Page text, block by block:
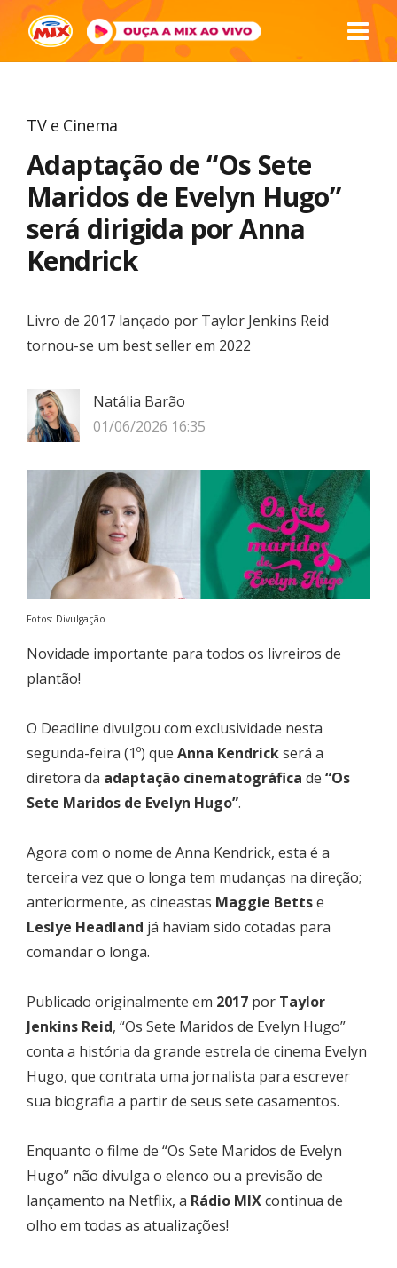
TV e Cinema
Adaptação de “Os Sete
Maridos de Evelyn Hugo”
será dirigida por Anna
Kendrick
Livro de 2017 lançado por Taylor Jenkins Reid
tornou-se um best seller em 2022
Natália Barão
01/06/2026 16:35
Fotos: Divulgação
Novidade importante para todos os livreiros de
plantão!
O Deadline divulgou com exclusividade nesta
segunda-feira (1º) que Anna Kendrickserá a
diretora da adaptação cinematográfica de “Os
Sete Maridos de Evelyn Hugo”.
Agora com o nome de Anna Kendrick, esta é a
terceira vez que o longa tem mudanças na direção;
anteriormente, as cineastas Maggie Bettse
Leslye Headland já haviam sido cotadas para
comandar o longa.
Publicado originalmente em 2017 por Taylor
Jenkins Reid, “Os Sete Maridos de Evelyn Hugo”
conta a história da grande estrela de cinema Evelyn
Hugo, que contrata uma jornalista para escrever
sua biografia a partir de seus sete casamentos.
Enquanto o filme de “Os Sete Maridos de Evelyn
Hugo” não divulga o elenco ou a previsão de
lançamento na Netflix, a Rádio MIXcontinua de
olho em todas as atualizações!